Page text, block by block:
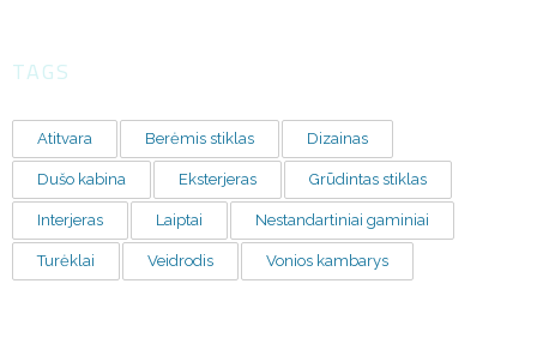
TAGS
Atitvara Berėmis stiklas Dizainas
Dušo kabina Eksterjeras Grūdintas stiklas
Interjeras Laiptai Nestandartiniai gaminiai
Turėklai Veidrodis Vonios kambarys